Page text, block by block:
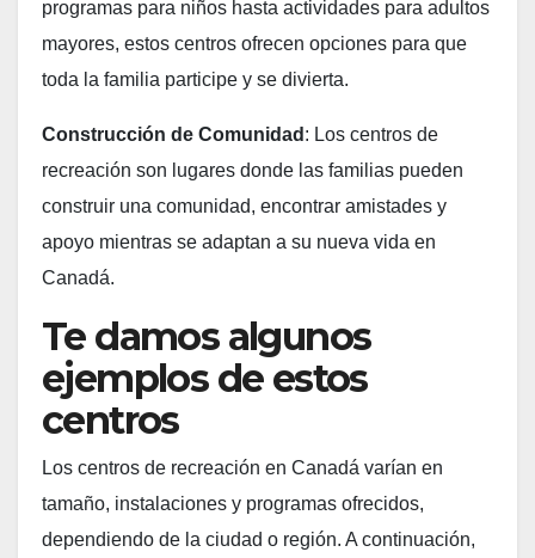
programas para niños hasta actividades para adultos
mayores, estos centros ofrecen opciones para que
toda la familia participe y se divierta.
Construcción de Comunidad : Los centros de
recreación son lugares donde las familias pueden
construir una comunidad, encontrar amistades y
apoyo mientras se adaptan a su nueva vida en
Canadá.
Te damos algunos
ejemplos de estos
centros
Los centros de recreación en Canadá varían en
tamaño, instalaciones y programas ofrecidos,
dependiendo de la ciudad o región. A continuación,